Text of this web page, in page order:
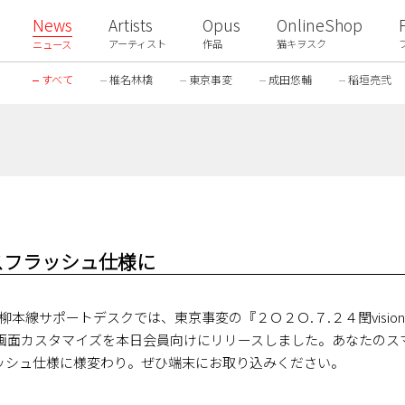
News
ニュース
Artists
アーティスト
Opus
作品
OnlineShop
猫キヲスク
すべて 椎名林檎 東京事変 成田悠輔 稲垣亮弐
ラッシュ仕様に
本線サポートデスクでは、東京事変の『２Ｏ２Ｏ.７.２４閏
カスタマイズを本日会員向けにリリースしました。あなたの
ュ仕様に様変わり。ぜひ端末にお取り込みください。